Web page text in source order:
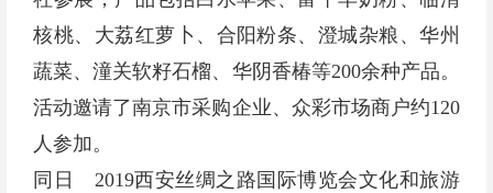
核桃、大荔红萝卜、合阳粉条、澄城杂粮、华州
蔬菜、潼关软籽石榴、华阴香椿等200余种产品。
活动邀请了南京市采购企业、众彩市场商户约120
人参加。
同日 2019西安丝绸之路国际博览会文化和旅游